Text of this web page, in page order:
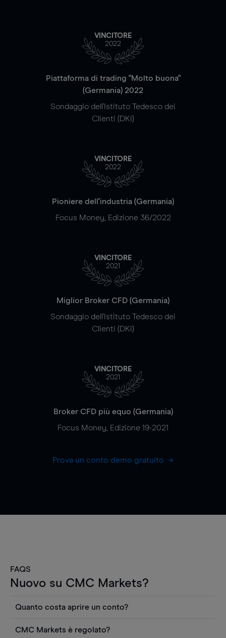
VINCITORE
2022
Piattaforma di trading "Molto buona"
(Germania) 2022
Sondaggio dell'Istituto Tedesco dei
Clienti (DKI)
VINCITORE
2022
Pioniere dell'industria (Germania)
Focus Money, Edizione 36/2022
VINCITORE
2021
Miglior Broker CFD (Germania)
Sondaggio dell'Istituto Tedesco dei
Clienti (DKI)
VINCITORE
2021
Broker CFD più equo (Germania)
Focus Money, Edizione 19-2021
Prova un conto demo gratuito
FAQS
Nuovo su CMC Markets?
Quanto costa aprire un conto?
Puoi anche visualizzare gratuitamente i prezzi e
CMC Markets è regolato?